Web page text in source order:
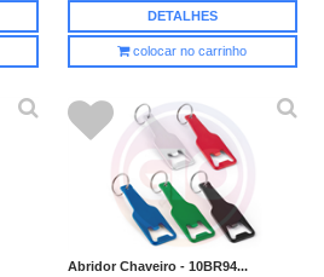
DETALHES
colocar no carrinho
Abridor Chaveiro - 10BR94...